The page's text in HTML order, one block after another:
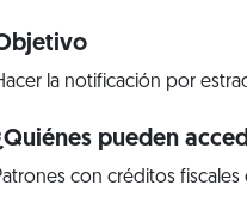
la notificación por
pueden
con créditos